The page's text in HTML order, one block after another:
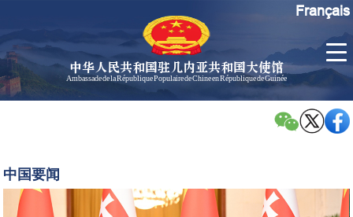
中华人民共和国驻几内亚共和国大使馆
Ambassade de la République Populaire de Chine en République de Guinée
孙勇大
了
解
Français
中国要闻
近
平
同